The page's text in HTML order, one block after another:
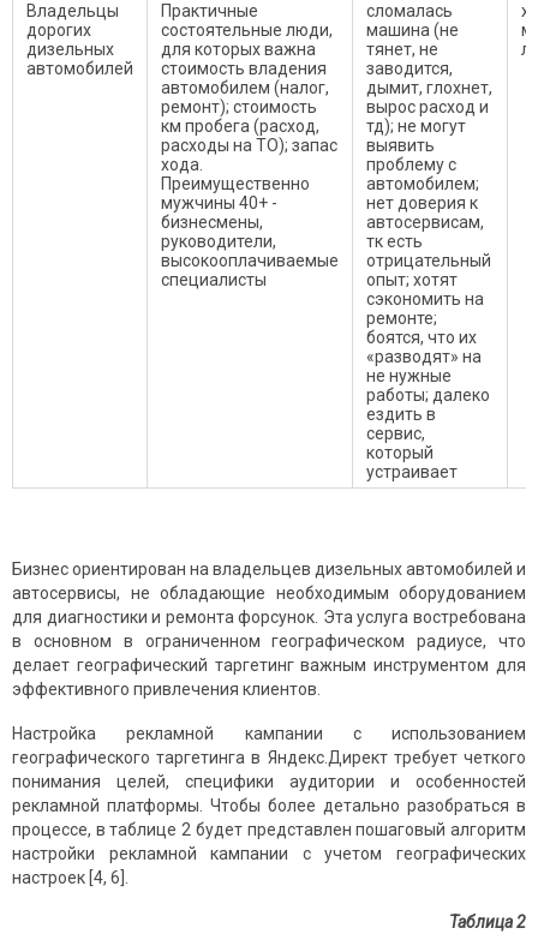
Владельцы
дорогих
дизельных
автомобилей
Практичные
состоятельные люди,
для которых важна
стоимость владения
автомобилем (налог,
ремонт); стоимость
км пробега (расход,
расходы на ТО); запас
хода.
Преимущественно
мужчины 40+ -
бизнесмены,
руководители,
высокооплачиваемые
специалисты
сломалась
машина (не
тянет, не
заводится,
дымит, глохнет,
вырос расход и
тд); не могут
выявить
проблему с
автомобилем;
нет доверия к
автосервисам,
тк есть
отрицательный
опыт; хотят
сэкономить на
ремонте;
боятся, что их
«разводят» на
не нужные
работы; далеко
ездить в
сервис,
который
устраивает
Бизнес ориентирован на владельцев дизельных автомобилей и
автосервисы, не обладающие необходимым оборудованием
для диагностики и ремонта форсунок. Эта услуга востребована
в основном в ограниченном географическом радиусе, что
делает географический таргетинг важным инструментом для
эффективного привлечения клиентов.
Настройка рекламной кампании с использованием
географического таргетинга в Яндекс.Директ требует четкого
понимания целей, специфики аудитории и особенностей
рекламной платформы. Чтобы более детально разобраться в
процессе, в таблице 2 будет представлен пошаговый алгоритм
настройки рекламной кампании с учетом географических
настроек [4, 6].
Таблица 2